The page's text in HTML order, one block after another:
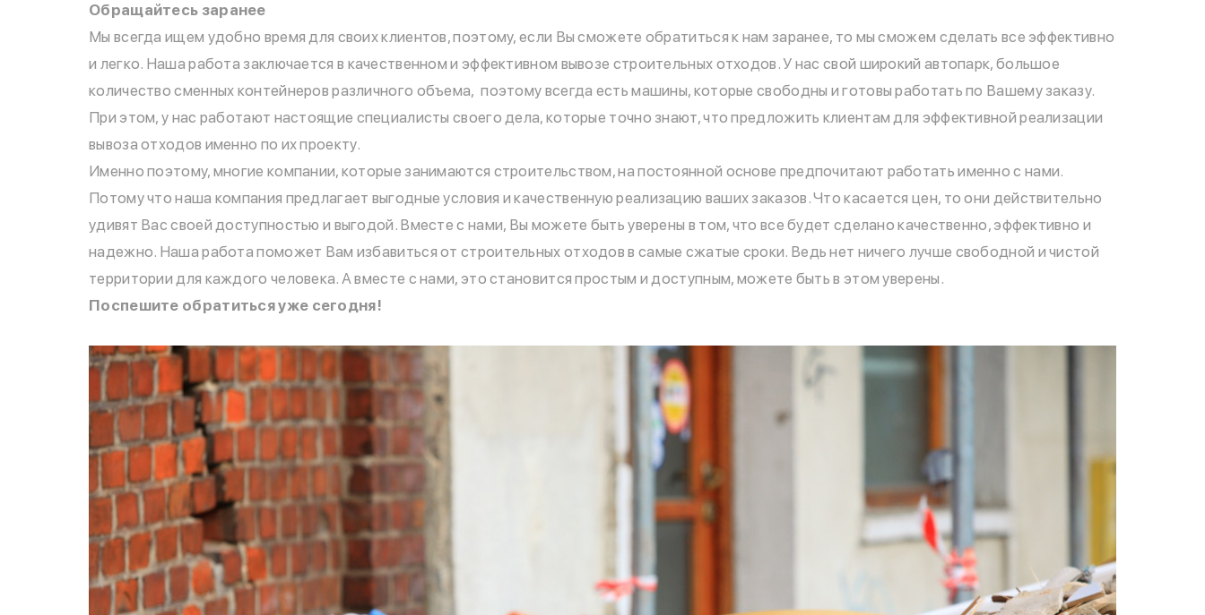
Обращайтесь заранее
Мы всегда ищем удобно время для своих клиентов, поэтому, если Вы сможете обратиться к нам заранее, то мы сможем сделать все эффективно
и легко. Наша работа заключается в качественном и эффективном вывозе строительных отходов. У нас свой широкий автопарк, большое
количество сменных контейнеров различного объема, поэтому всегда есть машины, которые свободны и готовы работать по Вашему заказу.
При этом, у нас работают настоящие специалисты своего дела, которые точно знают, что предложить клиентам для эффективной реализации
вывоза отходов именно по их проекту.
Именно поэтому, многие компании, которые занимаются строительством, на постоянной основе предпочитают работать именно с нами.
Потому что наша компания предлагает выгодные условия и качественную реализацию ваших заказов. Что касается цен, то они действительно
удивят Вас своей доступностью и выгодой. Вместе с нами, Вы можете быть уверены в том, что все будет сделано качественно, эффективно и
надежно. Наша работа поможет Вам избавиться от строительных отходов в самые сжатые сроки. Ведь нет ничего лучше свободной и чистой
территории для каждого человека. А вместе с нами, это становится простым и доступным, можете быть в этом уверены.
Поспешите обратиться уже сегодня!